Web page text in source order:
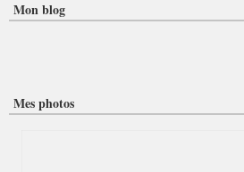
Mon blog
Mes photos